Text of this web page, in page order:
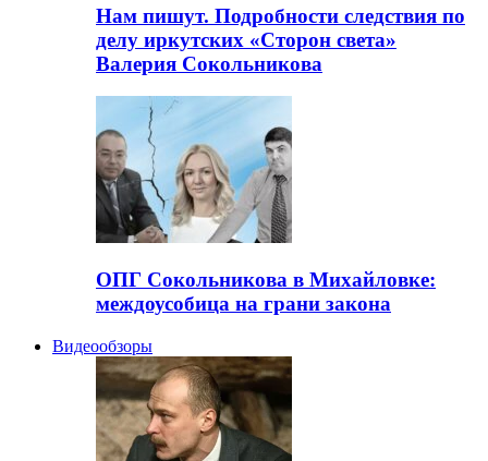
Нам пишут. Подробности следствия по
делу иркутских «Сторон света»
Валерия Сокольникова
ОПГ Сокольникова в Михайловке:
междоусобица на грани закона
Видеообзоры